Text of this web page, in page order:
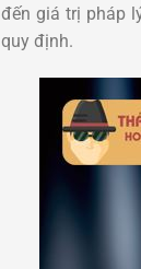
đến giá trị pháp
quy định.